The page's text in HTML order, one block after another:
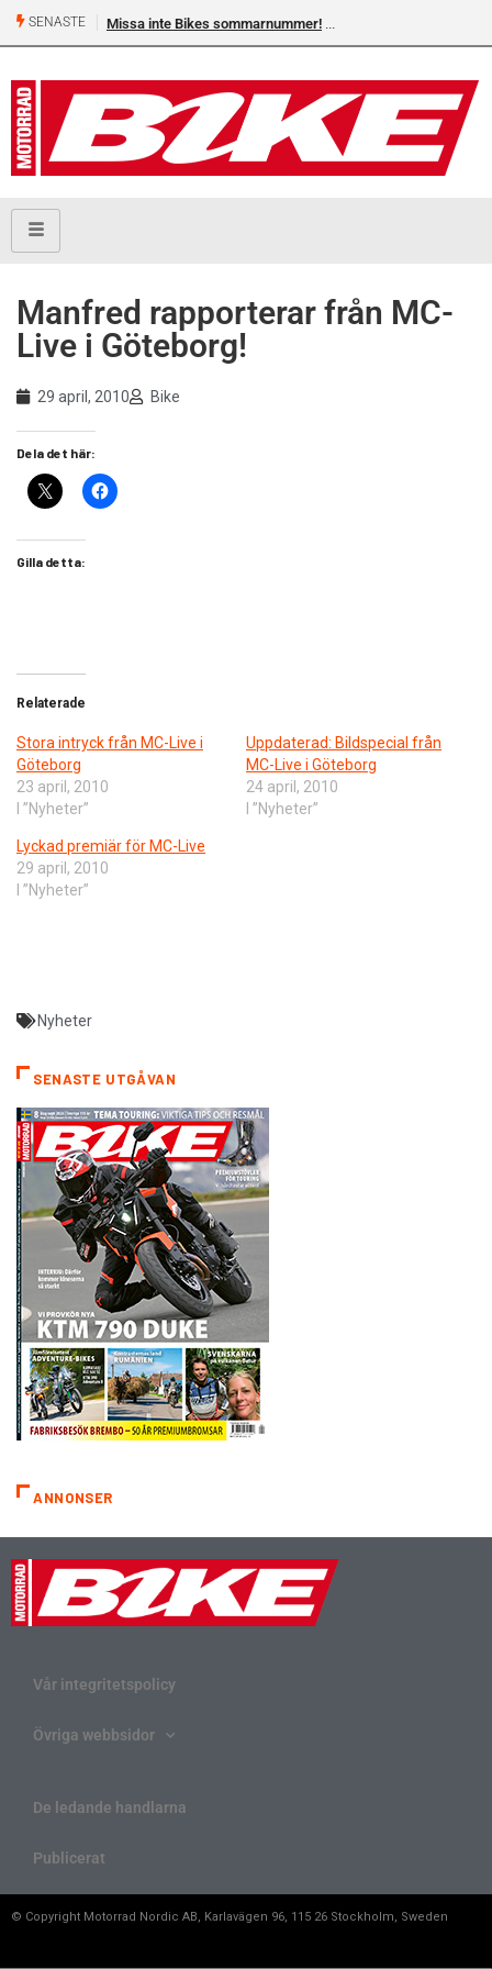
SENASTE Missa inte Bikes sommarnummer!
Manfred rapporterar från MC-
Live i Göteborg!
29 april, 2010 Bike
Dela det här:
Gilla detta:
Relaterade
Stora intryck från MC-Live i
Göteborg
23 april, 2010
I ”Nyheter”
Uppdaterad: Bildspecial från
MC-Live i Göteborg
24 april, 2010
I ”Nyheter”
Lyckad premiär för MC-Live
29 april, 2010
I ”Nyheter”
Nyheter
SENASTE UTGÅVAN
ANNONSER
Vår integritetspolicy
Övriga webbsidor
De ledande handlarna
Publicerat
© Copyright Motorrad Nordic AB, Karlavägen 96, 115 26 Stockholm, Sweden